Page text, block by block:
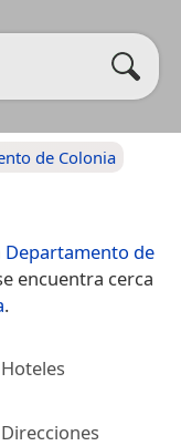
de Colonia
Departamento de
encuentra cerca
.
Hoteles
Direcciones